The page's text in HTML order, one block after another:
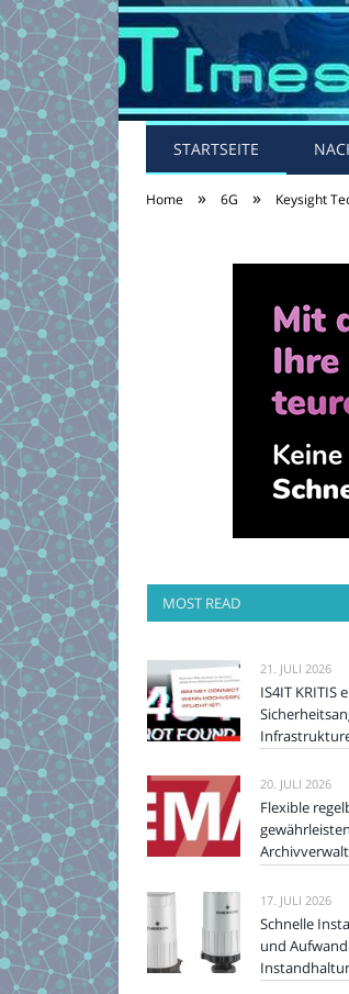
STARTSEITE
Home » 6G » Keysight
MOST READ
21. JULI 2026
IS4IT KRITIS
20. JULI 2026
Flexible
17. JULI 2026
Schnelle
und